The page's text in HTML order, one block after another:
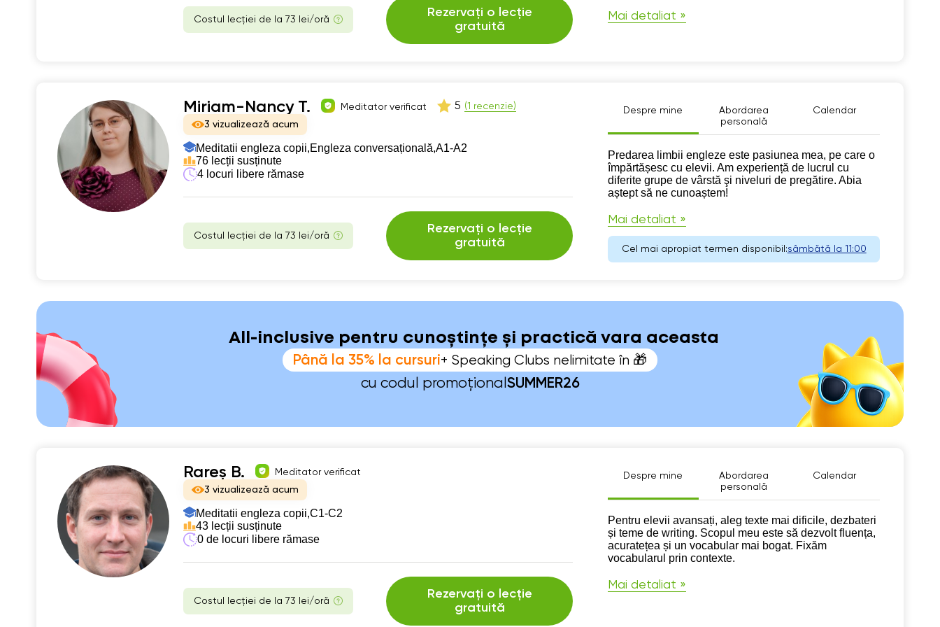
Costul lecției de la 73 lei/oră
Rezervați o lecție
gratuită
Mai detaliat »
Miriam-Nancy T. Meditator verificat 5 (1 recenzie)
3 vizualizează acum
Meditatii engleza copii,Engleza conversațională,А1-А2
76 lecții susținute
4 locuri libere rămase
Costul lecției de la 73 lei/oră
Rezervați o lecție
gratuită
Despre mine
Abordarea
personală
Calendar
Despre mine
Predarea limbii engleze este pasiunea mea, pe care o
împărtășesc cu elevii. Am experiență de lucrul cu
diferite grupe de vârstă şi niveluri de pregătire. Abia
aștept să ne cunoaștem!
Mai detaliat »
Cel mai apropiat termen disponibil:sâmbătă la 11:00
All-inclusive pentru cunoștințe și practică vara aceasta
Până la 35% la cursuri+ Speaking Clubs nelimitate în 🎁
cu codul promoțional SUMMER26
Rareș B.
Meditator verificat
3 vizualizează acum
Meditatii engleza copii,C1-C2
43 lecții susținute
0 de locuri libere rămase
Costul lecției de la 73 lei/oră
Rezervați o lecție
gratuită
Despre mine
Abordarea
personală
Calendar
Despre mine
Pentru elevii avansați, aleg texte mai dificile, dezbateri
și teme de writing. Scopul meu este să dezvolt fluența,
acuratețea și un vocabular mai bogat. Fixăm
vocabularul prin contexte.
Mai detaliat »